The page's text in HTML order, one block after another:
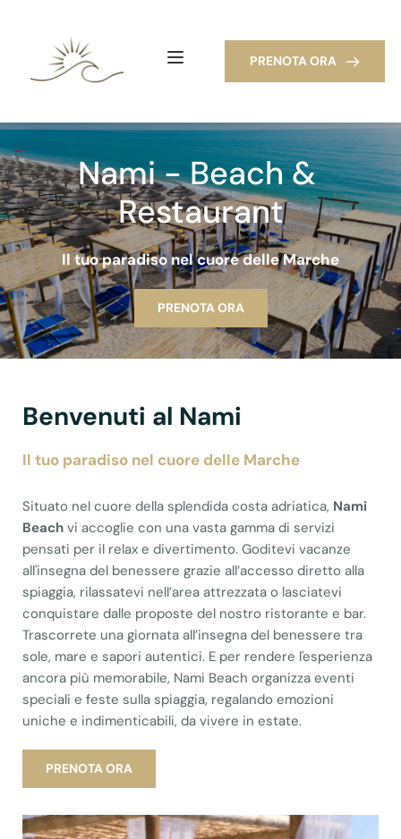
PRENOTA ORA
Nami - Beach &
Restaurant
Il tuo paradiso nel cuore delle Marche
PRENOTA ORA
Benvenuti al Nami
Il tuo paradiso nel cuore delle Marche
Situato nel cuore della splendida costa adriatica, Nami
Beach vi accoglie con una vasta gamma di servizi
pensati per il relax e divertimento. Goditevi vacanze
all'insegna del benessere grazie all’accesso diretto alla
spiaggia, rilassatevi nell’area attrezzata o lasciatevi
conquistare dalle proposte del nostro ristorante e bar.
Trascorrete una giornata all’insegna del benessere tra
sole, mare e sapori autentici. E per rendere l'esperienza
ancora più memorabile, Nami Beach organizza eventi
speciali e feste sulla spiaggia, regalando emozioni
uniche e indimenticabili, da vivere in estate.
PRENOTA ORA